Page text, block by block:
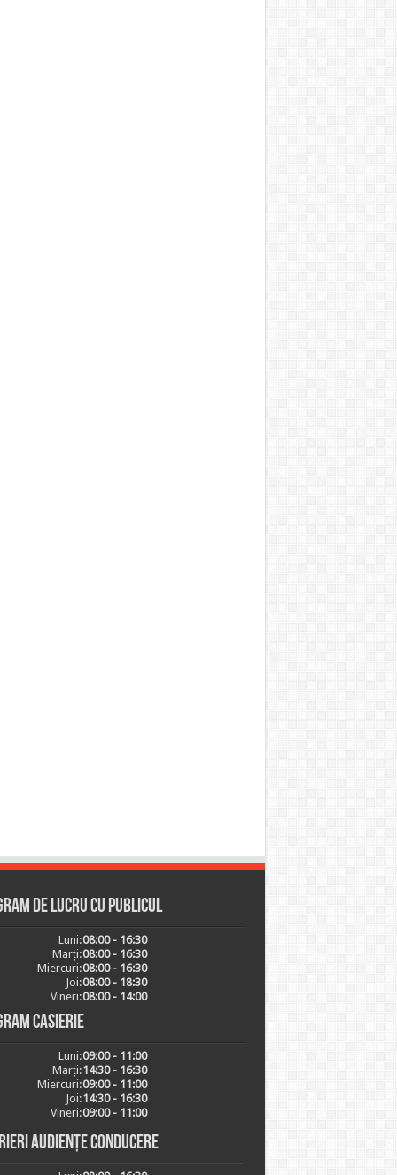
de lucru cu publicul
Luni:08:00 - 16:30
Marți:08:00 - 16:30
Miercuri:08:00 - 16:30
Joi:08:00 - 18:30
Vineri:08:00 - 14:00
casierie
Luni:09:00 - 11:00
Marți:14:30 - 16:30
Miercuri:09:00 - 11:00
Joi:14:30 - 16:30
Vineri:09:00 - 11:00
audiențe conducere